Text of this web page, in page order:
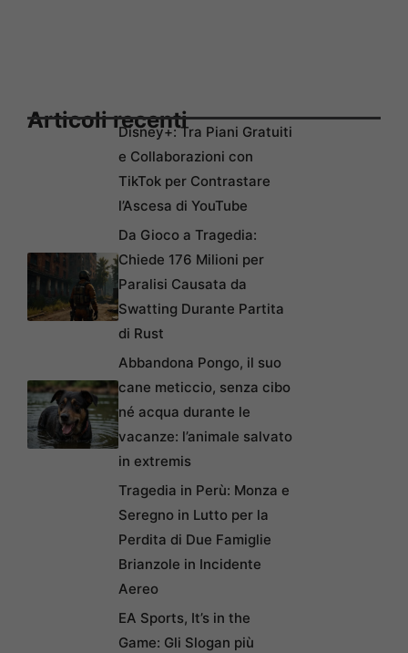
Articoli recentiDisney+: Tra Piani Gratuiti
e Collaborazioni con
TikTok per Contrastare
l’Ascesa di YouTube
Da Gioco a Tragedia:
Chiede 176 Milioni per
Paralisi Causata da
Swatting Durante Partita
di Rust
Abbandona Pongo, il suo
cane meticcio, senza cibo
né acqua durante le
vacanze: l’animale salvato
in extremis
Tragedia in Perù: Monza e
Seregno in Lutto per la
Perdita di Due Famiglie
Brianzole in Incidente
Aereo
EA Sports, It’s in the
Game: Gli Slogan più